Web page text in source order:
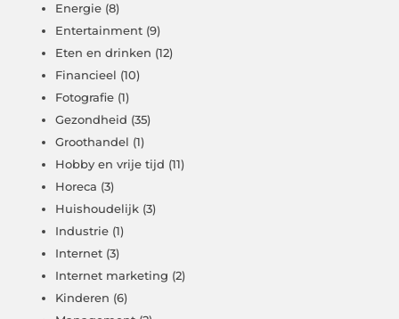
Energie (8)
Entertainment (9)
Eten en drinken (12)
Financieel (10)
Fotografie (1)
Gezondheid (35)
Groothandel (1)
Hobby en vrije tijd (11)
Horeca (3)
Huishoudelijk (3)
Industrie (1)
Internet (3)
Internet marketing (2)
Kinderen (6)